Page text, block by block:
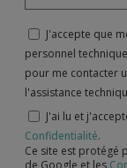
J'accepte que
personnel technique
pour me contacter
l'assistance
J'ai lu et
Confidentialité.
Ce site est protégé
de Google et les